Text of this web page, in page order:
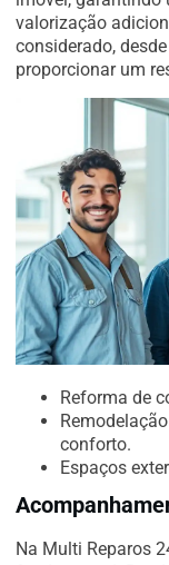
valorização
considerado,
proporcionar um
Reforma de
conforto.
Espaços
Na Multi Reparos